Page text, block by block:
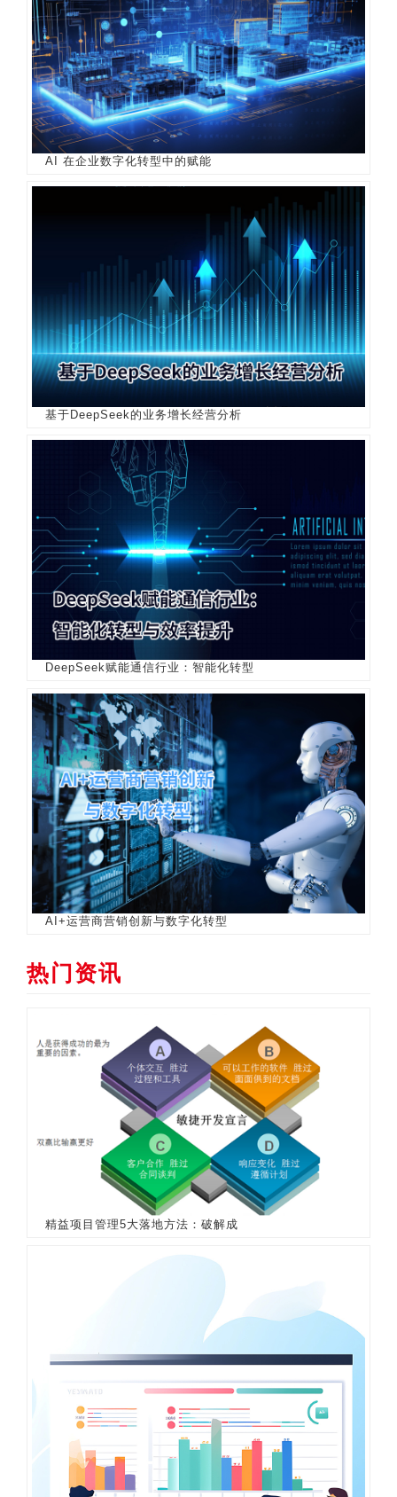
AI 在企业数字化转型中的赋能
基于DeepSeek的业务增长经营分析
DeepSeek赋能通信行业：智能化转型
AI+运营商营销创新与数字化转型
热门资讯
精益项目管理5大落地方法：破解成